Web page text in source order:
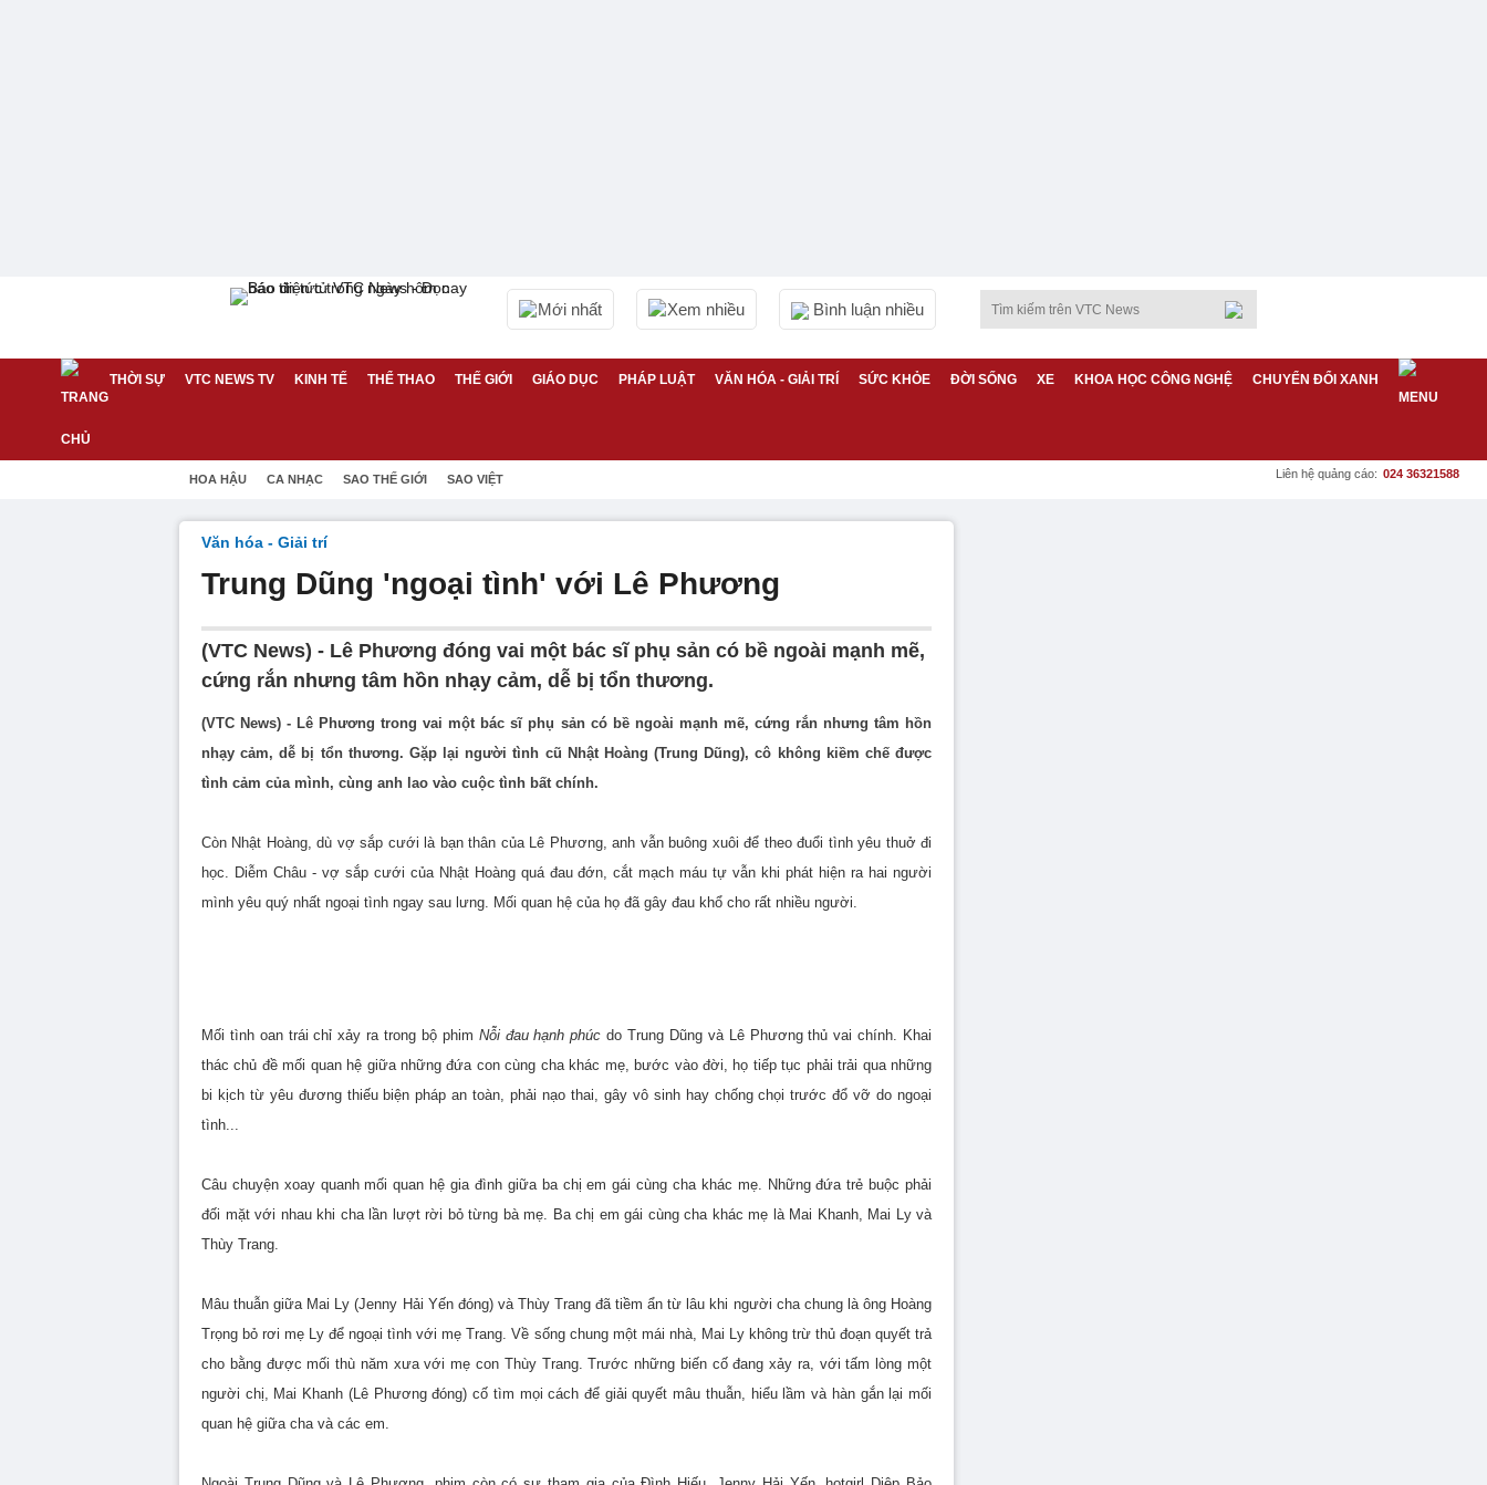
Mới nhất Xem nhiều Bình luận nhiều
THỜI SỰ VTC NEWS TV KINH TẾ THỂ THAO THẾ GIỚI GIÁO DỤC PHÁP LUẬT VĂN HÓA - GIẢI TRÍ SỨC KHỎE ĐỜI SỐNG XE KHOA HỌC CÔNG NGHỆ CHUYỂN ĐỔI XANH
HOA HẬU CA NHẠC SAO THẾ GIỚI SAO VIỆT Liên hệ quảng cáo: 024 36321588
Văn hóa - Giải trí
Trung Dũng 'ngoại tình' với Lê Phương
(VTC News) - Lê Phương đóng vai một bác sĩ phụ sản có bề ngoài mạnh mẽ,
cứng rắn nhưng tâm hồn nhạy cảm, dễ bị tổn thương.
(VTC News) - Lê Phương trong vai một bác sĩ phụ sản có bề ngoài mạnh mẽ, cứng rắn nhưng tâm hồn
nhạy cảm, dễ bị tổn thương. Gặp lại người tình cũ Nhật Hoàng (Trung Dũng), cô không kiềm chế được
tình cảm của mình, cùng anh lao vào cuộc tình bất chính.
Còn Nhật Hoàng, dù vợ sắp cưới là bạn thân của Lê Phương, anh vẫn buông xuôi để theo đuổi tình yêu thuở đi
học. Diễm Châu - vợ sắp cưới của Nhật Hoàng quá đau đớn, cắt mạch máu tự vẫn khi phát hiện ra hai người
mình yêu quý nhất ngoại tình ngay sau lưng. Mối quan hệ của họ đã gây đau khổ cho rất nhiều người.
Mối tình oan trái chỉ xảy ra trong bộ phim Nỗi đau hạnh phúc do Trung Dũng và Lê Phương thủ vai chính. Khai
thác chủ đề mối quan hệ giữa những đứa con cùng cha khác mẹ, bước vào đời, họ tiếp tục phải trải qua những
bi kịch từ yêu đương thiếu biện pháp an toàn, phải nạo thai, gây vô sinh hay chống chọi trước đổ vỡ do ngoại
tình...
Câu chuyện xoay quanh mối quan hệ gia đình giữa ba chị em gái cùng cha khác mẹ. Những đứa trẻ buộc phải
đối mặt với nhau khi cha lần lượt rời bỏ từng bà mẹ. Ba chị em gái cùng cha khác mẹ là Mai Khanh, Mai Ly và
Thùy Trang.
Mâu thuẫn giữa Mai Ly (Jenny Hải Yến đóng) và Thùy Trang đã tiềm ẩn từ lâu khi người cha chung là ông Hoàng
Trọng bỏ rơi mẹ Ly để ngoại tình với mẹ Trang. Về sống chung một mái nhà, Mai Ly không trừ thủ đoạn quyết trả
cho bằng được mối thù năm xưa với mẹ con Thùy Trang. Trước những biến cố đang xảy ra, với tấm lòng một
người chị, Mai Khanh (Lê Phương đóng) cố tìm mọi cách để giải quyết mâu thuẫn, hiểu lầm và hàn gắn lại mối
quan hệ giữa cha và các em.